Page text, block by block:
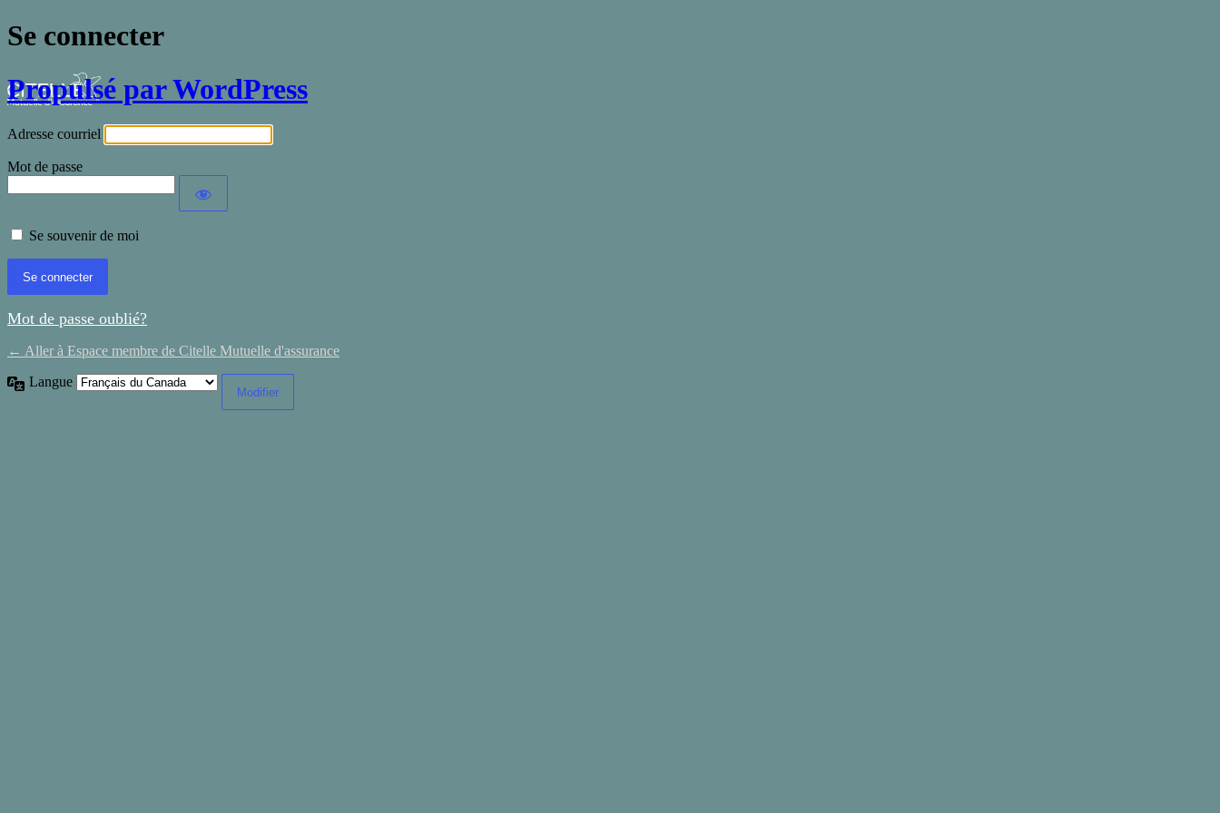
Se connecter
Propulsé par WordPress
Adresse courriel
Mot de passe
Se souvenir de moi
Mot de passe oublié?
← Aller à Espace membre de Citelle Mutuelle d'assurance
Langue